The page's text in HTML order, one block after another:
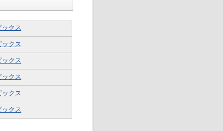
ックス
ックス
ックス
ックス
ックス
ックス